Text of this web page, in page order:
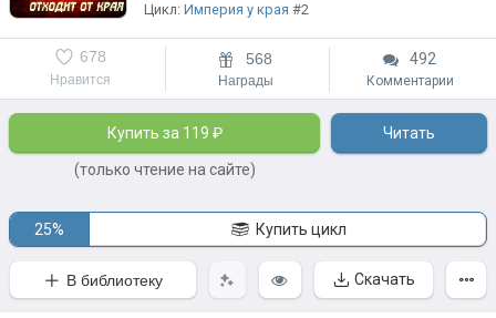
Цикл:Империя у края #2
Нравится
678 568
Награды
492
Комментарии
Купить за 119 ₽
(только чтение на сайте)
Читать
25% Купить цикл
В библиотеку Скачать